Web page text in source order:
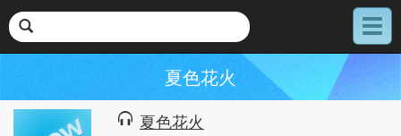
メ
ニ
夏色花火
夏色花火